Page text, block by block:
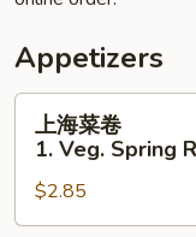
Appetizers
1.
上海菜卷
1. Veg. Spring
$2.85